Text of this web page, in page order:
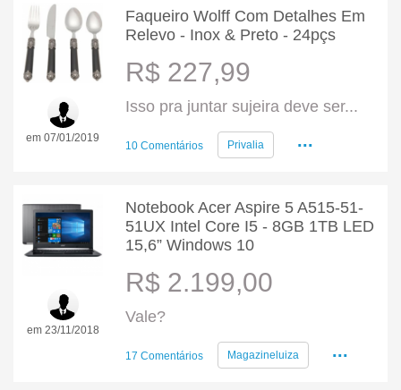
em 07/01/2019
Faqueiro Wolff Com Detalhes Em
Relevo - Inox & Preto - 24pçs
R$ 227,99
Isso pra juntar sujeira deve ser...
10 Comentários Privalia ...
em 23/11/2018
Notebook Acer Aspire 5 A515-51-
51UX Intel Core I5 - 8GB 1TB LED
15,6” Windows 10
R$ 2.199,00
Vale?
17 Comentários Magazineluiza ...